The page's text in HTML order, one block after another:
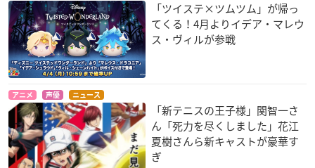
「ツイステ×ツムツム」が帰っ
てくる！4月よりイデア・マレウ
ス・ヴィルが参戦
アニメ 声優 ニュース
「新テニスの王子様」関智一さ
ん「死力を尽くしました」花江
夏樹さんら新キャストが豪華す
ぎ